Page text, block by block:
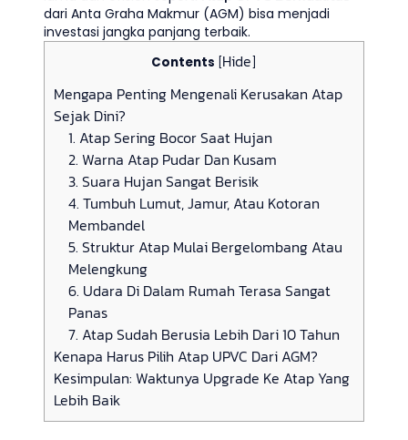
dari Anta Graha Makmur (AGM) bisa menjadi
investasi jangka panjang terbaik.
Contents Hide
Mengapa Penting Mengenali Kerusakan Atap
Sejak Dini?
1. Atap Sering Bocor Saat Hujan
2. Warna Atap Pudar Dan Kusam
3. Suara Hujan Sangat Berisik
4. Tumbuh Lumut, Jamur, Atau Kotoran
Membandel
5. Struktur Atap Mulai Bergelombang Atau
Melengkung
6. Udara Di Dalam Rumah Terasa Sangat
Panas
7. Atap Sudah Berusia Lebih Dari 10 Tahun
Kenapa Harus Pilih Atap UPVC Dari AGM?
Kesimpulan: Waktunya Upgrade Ke Atap Yang
Lebih Baik